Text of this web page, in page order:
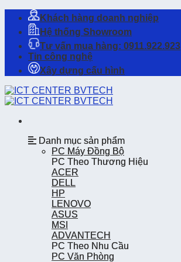
content
Khách hàng doanh nghiệp
Hệ thống Showroom
Tư vấn mua hàng: 0911.922.923
Tin công nghệ
Xây dựng cấu hình
Danh mục sản phẩm
PC Máy Đồng Bộ
PC Theo Thương Hiệu
ACER
DELL
HP
LENOVO
ASUS
MSI
ADVANTECH
PC Theo Nhu Cầu
PC Văn Phòng
Danh mục sản phẩm
PC Máy Đồng Bộ
PC Theo Thương Hiệu
ACER
DELL
HP
LENOVO
ASUS
MSI
ADVANTECH
PC Theo Nhu Cầu
PC Văn Phòng